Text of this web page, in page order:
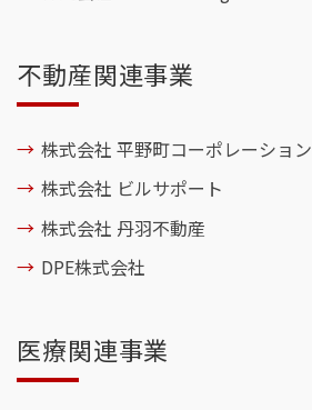
不動産関連事業
株式会社 平野町コーポレーション
株式会社 ビルサポート
株式会社 丹羽不動産
DPE株式会社
医療関連事業